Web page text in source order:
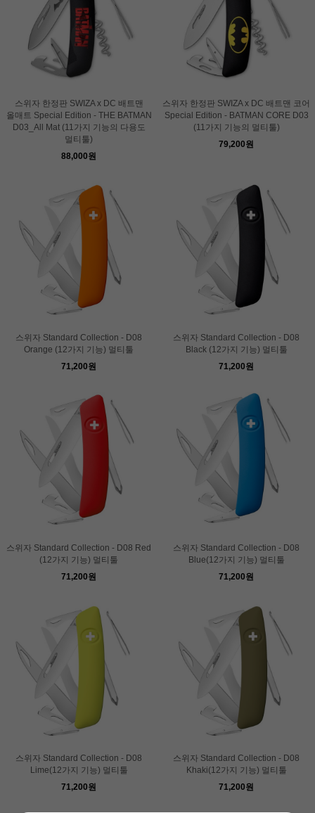
스위자 한정판 SWIZA x DC 배트맨
올매트 Special Edition - THE BATMAN
D03_All Mat (11가지 기능의 다용도
멀티툴)
88,000원
스위자 한정판 SWIZA x DC 배트맨 코어
Special Edition - BATMAN CORE D03
(11가지 기능의 멀티툴)
79,200원
스위자 Standard Collection - D08
Orange (12가지 기능) 멀티툴
71,200원
스위자 Standard Collection - D08
Black (12가지 기능) 멀티툴
71,200원
스위자 Standard Collection - D08 Red
(12가지 기능) 멀티툴
71,200원
스위자 Standard Collection - D08
Blue(12가지 기능) 멀티툴
71,200원
스위자 Standard Collection - D08
Lime(12가지 기능) 멀티툴
71,200원
스위자 Standard Collection - D08
Khaki(12가지 기능) 멀티툴
71,200원